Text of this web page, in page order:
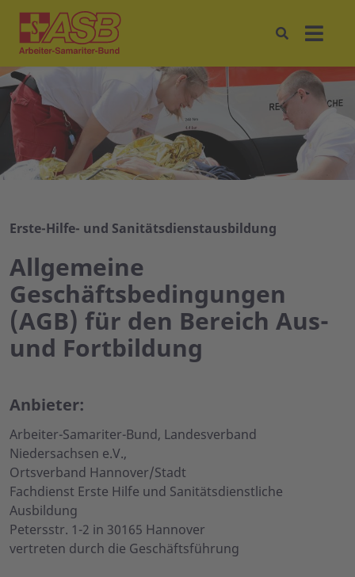
Erste-Hilfe- und Sanitätsdienstausbildung
Allgemeine
Geschäftsbedingungen
(AGB) für den Bereich Aus-
und Fortbildung
Anbieter:
Arbeiter-Samariter-Bund, Landesverband
Niedersachsen e.V.,
Ortsverband Hannover/Stadt
Fachdienst Erste Hilfe und Sanitätsdienstliche
Ausbildung
Petersstr. 1-2 in 30165 Hannover
vertreten durch die Geschäftsführung